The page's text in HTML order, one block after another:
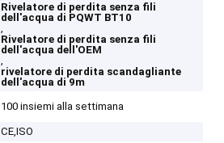
Rivelatore di perdita senza fili
dell'acqua di PQWT BT10
,
Rivelatore di perdita senza fili
dell'acqua dell'OEM
,
rivelatore di perdita scandagliante
dell'acqua di 9m
100 insiemi alla settimana
CE,ISO